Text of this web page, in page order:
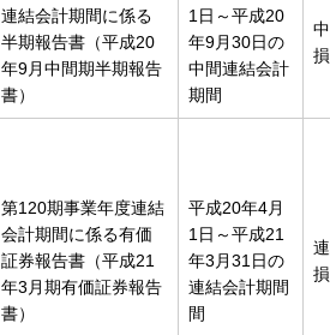
連結会計期間に係る
半期報告書（平成20
年9月中間期半期報告
書）
1日～平成20
年9月30日の
中間連結会計
期間
第120期事業年度連結
会計期間に係る有価
証券報告書（平成21
年3月期有価証券報告
書）
平成20年4月
1日～平成21
年3月31日の
連結会計期間
間